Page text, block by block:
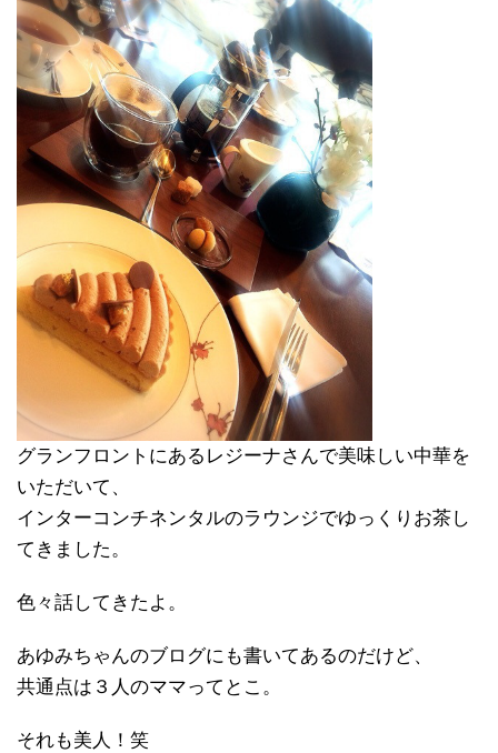
グランフロントにあるレジーナさんで美味しい中華を
いただいて、
インターコンチネンタルのラウンジでゆっくりお茶し
てきました。
色々話してきたよ。
あゆみちゃんのブログにも書いてあるのだけど、
共通点は３人のママってとこ。
それも美人！笑